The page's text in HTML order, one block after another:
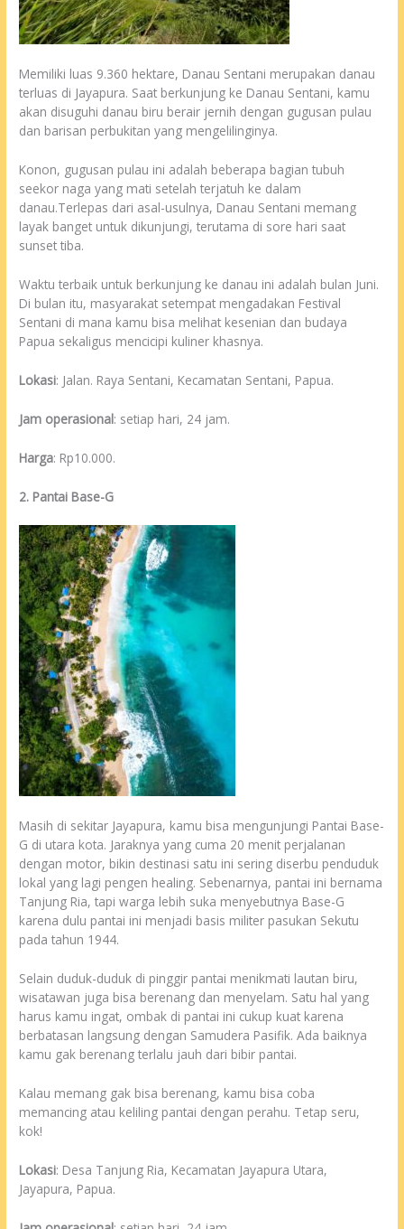
Memiliki luas 9.360 hektare, Danau Sentani merupakan danau
terluas di Jayapura. Saat berkunjung ke Danau Sentani, kamu
akan disuguhi danau biru berair jernih dengan gugusan pulau
dan barisan perbukitan yang mengelilinginya.
Konon, gugusan pulau ini adalah beberapa bagian tubuh
seekor naga yang mati setelah terjatuh ke dalam
danau.Terlepas dari asal-usulnya, Danau Sentani memang
layak banget untuk dikunjungi, terutama di sore hari saat
sunset tiba.
Waktu terbaik untuk berkunjung ke danau ini adalah bulan Juni.
Di bulan itu, masyarakat setempat mengadakan Festival
Sentani di mana kamu bisa melihat kesenian dan budaya
Papua sekaligus mencicipi kuliner khasnya.
Lokasi: Jalan. Raya Sentani, Kecamatan Sentani, Papua.
Jam operasional: setiap hari, 24 jam.
Harga: Rp10.000.
2. Pantai Base-G
Masih di sekitar Jayapura, kamu bisa mengunjungi Pantai Base-
G di utara kota. Jaraknya yang cuma 20 menit perjalanan
dengan motor, bikin destinasi satu ini sering diserbu penduduk
lokal yang lagi pengen healing. Sebenarnya, pantai ini bernama
Tanjung Ria, tapi warga lebih suka menyebutnya Base-G
karena dulu pantai ini menjadi basis militer pasukan Sekutu
pada tahun 1944.
Selain duduk-duduk di pinggir pantai menikmati lautan biru,
wisatawan juga bisa berenang dan menyelam. Satu hal yang
harus kamu ingat, ombak di pantai ini cukup kuat karena
berbatasan langsung dengan Samudera Pasifik. Ada baiknya
kamu gak berenang terlalu jauh dari bibir pantai.
Kalau memang gak bisa berenang, kamu bisa coba
memancing atau keliling pantai dengan perahu. Tetap seru,
kok!
Lokasi: Desa Tanjung Ria, Kecamatan Jayapura Utara,
Jayapura, Papua.